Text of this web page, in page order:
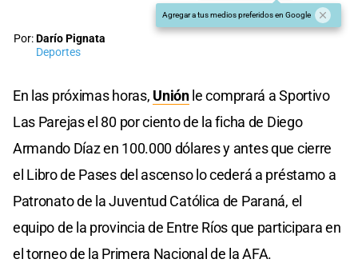
Agregar a tus medios preferidos en Google
Por:Darío Pignata
Deportes
En las próximas horas, Uniónle comprará a Sportivo
Las Parejas el 80 por ciento de la ficha de Diego
Armando Díaz en 100.000 dólares y antes que cierre
el Libro de Pases del ascenso lo cederá a préstamo a
Patronato de la Juventud Católica de Paraná, el
equipo de la provincia de Entre Ríos que participara en
el torneo de la Primera Nacional de la AFA.